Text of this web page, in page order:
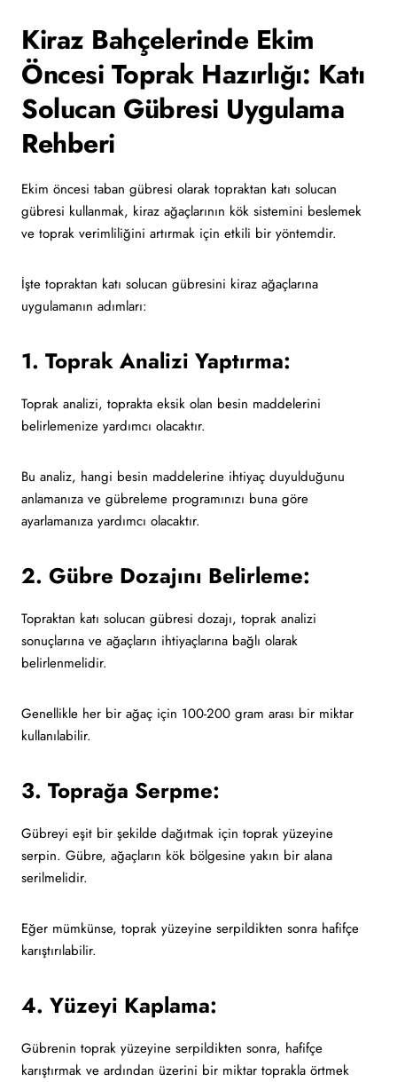
Kiraz Bahçelerinde Ekim
Öncesi Toprak Hazırlığı: Katı
Solucan Gübresi Uygulama
Rehberi
Ekim öncesi taban gübresi olarak topraktan katı solucan
gübresi kullanmak, kiraz ağaçlarının kök sistemini beslemek
ve toprak verimliliğini artırmak için etkili bir yöntemdir.
İşte topraktan katı solucan gübresini kiraz ağaçlarına
uygulamanın adımları:
1. Toprak Analizi Yaptırma:
Toprak analizi, toprakta eksik olan besin maddelerini
belirlemenize yardımcı olacaktır.
Bu analiz, hangi besin maddelerine ihtiyaç duyulduğunu
anlamanıza ve gübreleme programınızı buna göre
ayarlamanıza yardımcı olacaktır.
2. Gübre Dozajını Belirleme:
Topraktan katı solucan gübresi dozajı, toprak analizi
sonuçlarına ve ağaçların ihtiyaçlarına bağlı olarak
belirlenmelidir.
Genellikle her bir ağaç için 100-200 gram arası bir miktar
kullanılabilir.
3. Toprağa Serpme:
Gübreyi eşit bir şekilde dağıtmak için toprak yüzeyine
serpin. Gübre, ağaçların kök bölgesine yakın bir alana
serilmelidir.
Eğer mümkünse, toprak yüzeyine serpildikten sonra hafifçe
karıştırılabilir.
4. Yüzeyi Kaplama:
Gübrenin toprak yüzeyine serpildikten sonra, hafifçe
karıştırmak ve ardından üzerini bir miktar toprakla örtmek